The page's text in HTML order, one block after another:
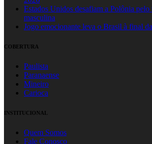
Estados Unidos desafiam a Polônia
masculina
Jogo emocionante leva o Brasil à final
COBERTURA
Paulista
Paranaense
Mineiro
Carioca
INSTITUCIONAL
Quem Somos
Fale Conosco